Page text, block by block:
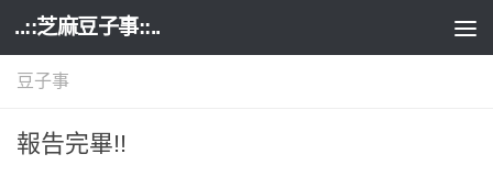
Skip to content
..::芝麻豆子事::..
豆子事
報告完畢!!